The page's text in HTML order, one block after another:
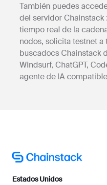
También puedes
del servidor Chainstack
tiempo real de la
nodos, solicita testnet a
buscadocs Chainstack
Windsurf, ChatGPT,
agente de IA
Estados Unidos